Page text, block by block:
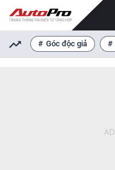
Góc độc giả